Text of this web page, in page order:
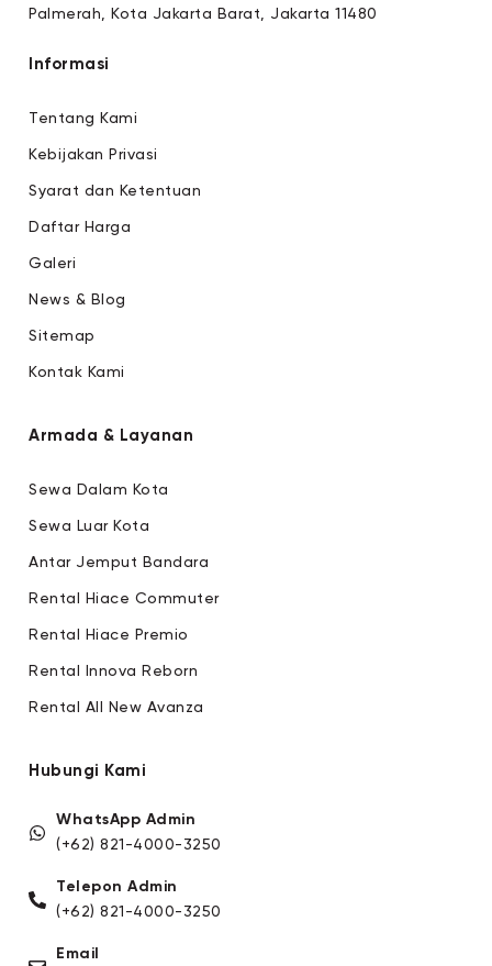
Palmerah, Kota Jakarta Barat, Jakarta 11480
Informasi
Tentang Kami
Kebijakan Privasi
Syarat dan Ketentuan
Daftar Harga
Galeri
News & Blog
Sitemap
Kontak Kami
Armada & Layanan
Sewa Dalam Kota
Sewa Luar Kota
Antar Jemput Bandara
Rental Hiace Commuter
Rental Hiace Premio
Rental Innova Reborn
Rental All New Avanza
Hubungi Kami
WhatsApp Admin
(+62) 821-4000-3250
Telepon Admin
(+62) 821-4000-3250
Email